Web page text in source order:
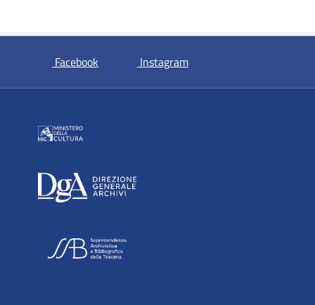
Facebook si apre in una nuova scheda
Instagramsi apre in una nuova